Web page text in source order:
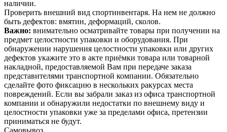
наличии.
Проверить внешний вид спортинвентаря. На нем не должно
быть дефектов: вмятин, деформаций, сколов.
Важно: внимательно осматривайте товары при получении на
предмет целостности упаковки и оборудования. При
обнаружении нарушения целостности упаковки или других
дефектов укажите это в акте приёмки товара или товарной
накладной, предоставляемой Вам при передаче заказа
представителями транспортной компании. Обязательно
сделайте фото фиксацию в нескольких ракурсах места
повреждений. Если вы забрали заказ из офиса транспортной
компании и обнаружили недостатки по внешнему виду и
целостности упаковки уже за пределами офиса, претензии
приниматься не будут.